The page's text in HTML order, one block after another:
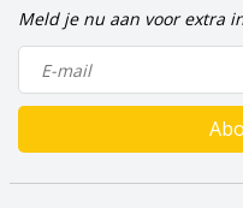
Meld je nu aan voor extra